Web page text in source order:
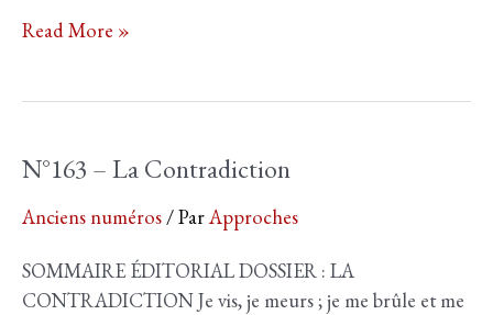
Sylvie
Read More »
N°163 – La Contradiction
Anciens numéros/ ParApproches
SOMMAIRE ÉDITORIAL DOSSIER : LA
CONTRADICTION Je vis, je meurs ; je me brûle et me